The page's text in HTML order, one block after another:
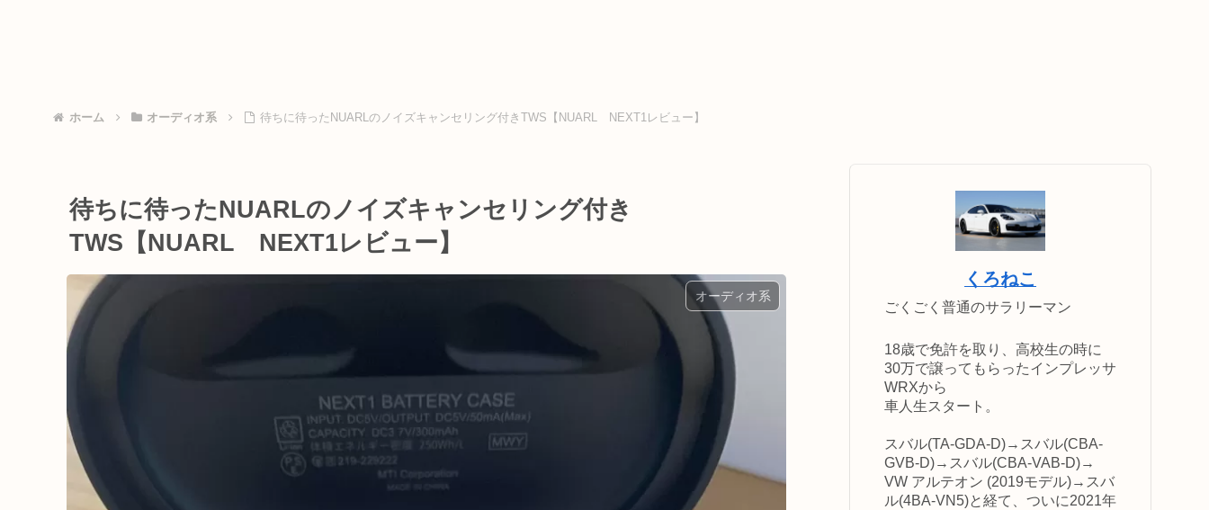
ホーム オーディオ系 待ちに待ったNUARLのノイズキャンセリング付きTWS【NUARL NEXT1レビュー】
待ちに待ったNUARLのノイズキャンセリング付き
TWS【NUARL NEXT1レビュー】
オーディオ系
くろねこ
ごくごく普通のサラリーマン
18歳で免許を取り、高校生の時に
30万で譲ってもらったインプレッサ
WRXから
車人生スタート。
スバル(TA-GDA-D)→スバル(CBA-
GVB-D)→スバル(CBA-VAB-D)→
VW アルテオン (2019モデル)→スバ
ル(4BA-VN5)と経て、ついに2021年